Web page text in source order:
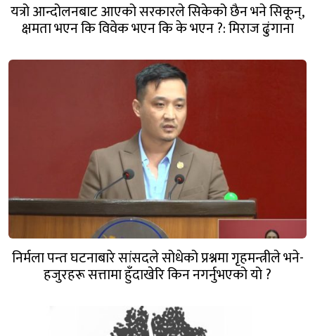
यत्रो आन्दोलनबाट आएको सरकारले सिकेको छैन भने सिकून्,
क्षमता भएन कि विवेक भएन कि के भएन ?: मिराज ढुंगाना
निर्मला पन्त घटनाबारे सांसदले सोधेको प्रश्नमा गृहमन्त्रीले भने-
हजुरहरू सत्तामा हुँदाखेरि किन नगर्नुभएको यो ?